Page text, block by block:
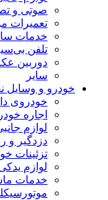
صوتی و
تعمیرات
خدمات
تلفن
دوربین
سایر
خودرو و وسایل
خودروی
اجاره
لوازم
دزدگیر و
تزئینات
لوازم
خدمات